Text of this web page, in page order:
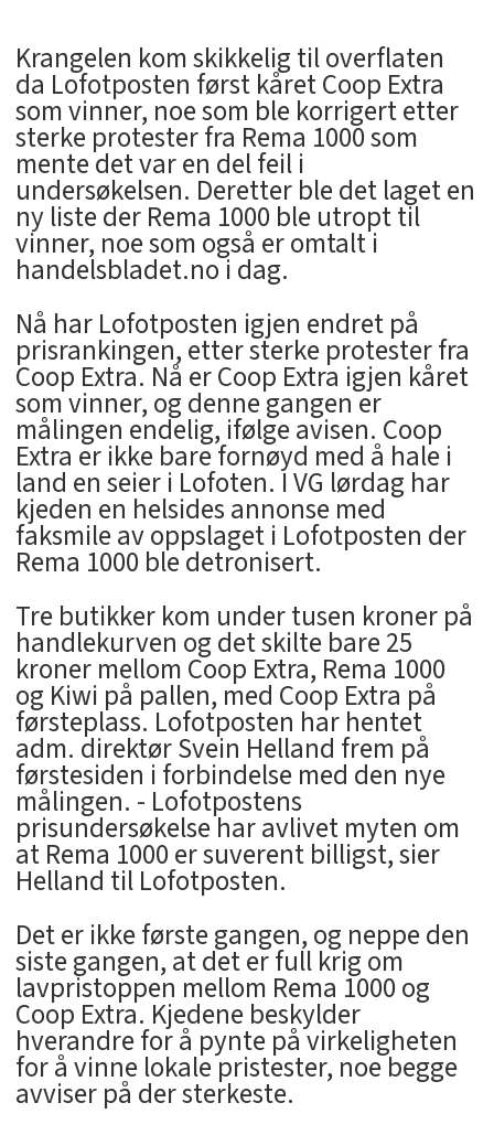
Krangelen kom skikkelig til overflaten
da Lofotposten først kåret Coop Extra
som vinner, noe som ble korrigert etter
sterke protester fra Rema 1000 som
mente det var en del feil i
undersøkelsen. Deretter ble det laget en
ny liste der Rema 1000 ble utropt til
vinner, noe som også er omtalt i
handelsbladet.no i dag.
Nå har Lofotposten igjen endret på
prisrankingen, etter sterke protester fra
Coop Extra. Nå er Coop Extra igjen kåret
som vinner, og denne gangen er
målingen endelig, ifølge avisen. Coop
Extra er ikke bare fornøyd med å hale i
land en seier i Lofoten. I VG lørdag har
kjeden en helsides annonse med
faksmile av oppslaget i Lofotposten der
Rema 1000 ble detronisert.
Tre butikker kom under tusen kroner på
handlekurven og det skilte bare 25
kroner mellom Coop Extra, Rema 1000
og Kiwi på pallen, med Coop Extra på
førsteplass. Lofotposten har hentet
adm. direktør Svein Helland frem på
førstesiden i forbindelse med den nye
målingen. - Lofotpostens
prisundersøkelse har avlivet myten om
at Rema 1000 er suverent billigst, sier
Helland til Lofotposten.
Det er ikke første gangen, og neppe den
siste gangen, at det er full krig om
lavpristoppen mellom Rema 1000 og
Coop Extra. Kjedene beskylder
hverandre for å pynte på virkeligheten
for å vinne lokale pristester, noe begge
avviser på der sterkeste.